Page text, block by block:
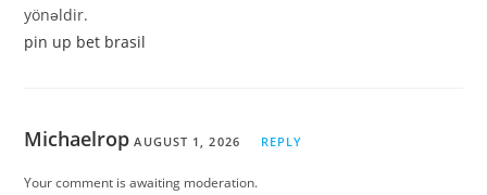
yönəldir.
pin up bet brasil
Michaelrop AUGUST 1, 2026 REPLY
Your comment is awaiting moderation.